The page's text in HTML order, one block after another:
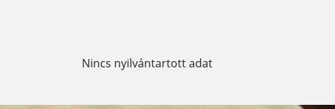
Nincs nyilvántartott adat